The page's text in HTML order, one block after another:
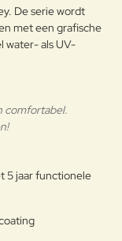
De serie wordt
met een grafische
water- als UV-
comfortabel.
5 jaar functionele